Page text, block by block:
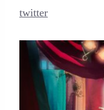
twitter